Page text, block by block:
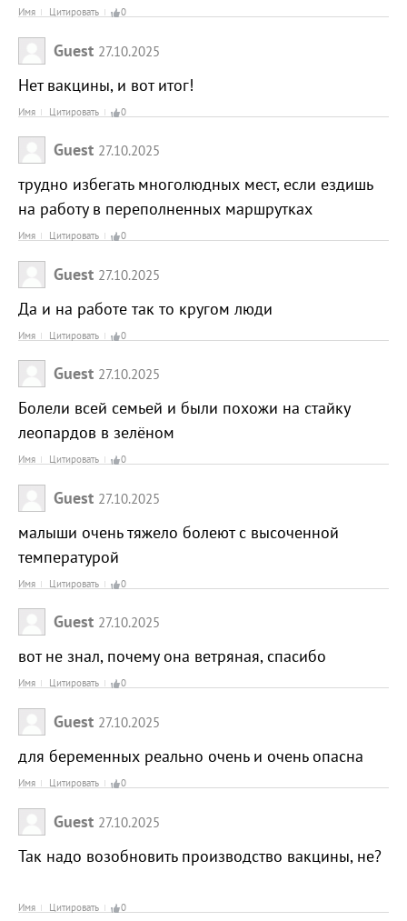
Имя Цитировать 0
Guest 27.10.2025
Нет вакцины, и вот итог!
Имя Цитировать 0
Guest 27.10.2025
трудно избегать многолюдных мест, если ездишь
на работу в переполненных маршрутках
Имя Цитировать 0
Guest 27.10.2025
Да и на работе так то кругом люди
Имя Цитировать 0
Guest 27.10.2025
Болели всей семьей и были похожи на стайку
леопардов в зелёном
Имя Цитировать 0
Guest 27.10.2025
малыши очень тяжело болеют с высоченной
температурой
Имя Цитировать 0
Guest 27.10.2025
вот не знал, почему она ветряная, спасибо
Имя Цитировать 0
Guest 27.10.2025
для беременных реально очень и очень опасна
Имя Цитировать 0
Guest 27.10.2025
Так надо возобновить производство вакцины, не?
Имя Цитировать 0